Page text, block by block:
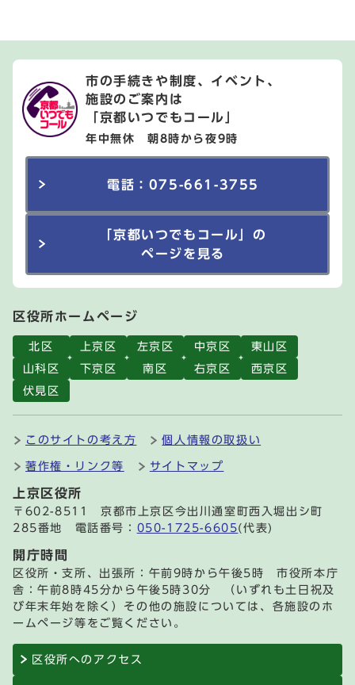
市の手続きや制度、イベント、
施設のご案内は
「京都いつでもコール」
年中無休 朝8時から夜9時
電話：075-661-3755
「京都いつでもコール」の
ページを見る
区役所ホームページ
北区 上京区 左京区 中京区
東山区
山科区
下京区 南区 右京区
西京区
伏見区
このサイトの考え方 個人情報の取扱い
著作権・リンク等 サイトマップ
上京区役所
〒602-8511 京都市上京区今出川通室町西入堀出シ町
285番地 電話番号： 050-1725-6605(代表)
開庁時間
区役所・支所、出張所：午前9時から午後5時 市役所本庁
舎：午前8時45分から午後5時30分 （いずれも土日祝及
び年末年始を除く）その他の施設については、各施設のホ
ームページ等をご覧ください。
区役所へのアクセス